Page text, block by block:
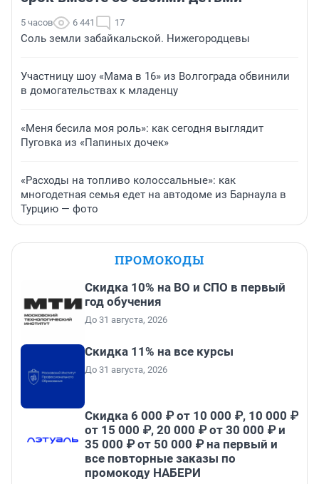
5 часов 6 441 17
Соль земли забайкальской. Нижегородцевы
Участницу шоу «Мама в 16» из Волгограда обвинили
в домогательствах к младенцу
«Меня бесила моя роль»: как сегодня выглядит
Пуговка из «Папиных дочек»
«Расходы на топливо колоссальные»: как
многодетная семья едет на автодоме из Барнаула в
Турцию — фото
ПРОМОКОДЫ
Скидка 10% на ВО и СПО в первый
год обучения
До 31 августа, 2026
Скидка 11% на все курсы
До 31 августа, 2026
Скидка 6 000 ₽ от 10 000 ₽, 10 000 ₽
от 15 000 ₽, 20 000 ₽ от 30 000 ₽ и
35 000 ₽ от 50 000 ₽ на первый и
все повторные заказы по
промокоду НАБЕРИ